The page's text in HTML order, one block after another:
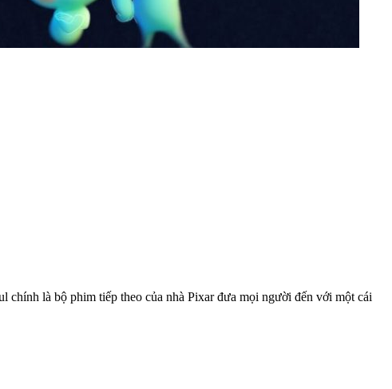
chính là bộ phim tiếp theo của nhà Pixar đưa mọi người đến với một cái